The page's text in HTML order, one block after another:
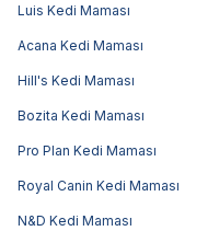
Luis Kedi Maması
Acana Kedi Maması
Hill's Kedi Maması
Bozita Kedi Maması
Pro Plan Kedi Maması
Royal Canin Kedi Maması
N&D Kedi Maması